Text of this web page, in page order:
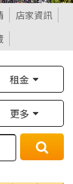
店家資訊
租金
更多